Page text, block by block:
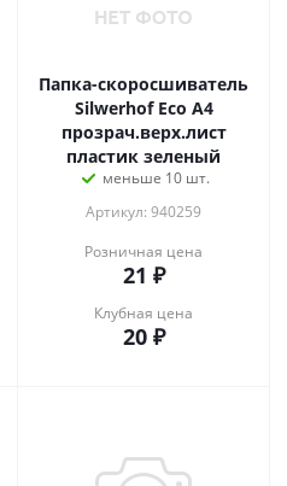
Папка-скоросшиватель
Silwerhof Eco A4
прозрач.верх.лист
пластик зеленый
меньше 10 шт.
Артикул: 940259
Розничная цена
21 ₽
Клубная цена
20₽